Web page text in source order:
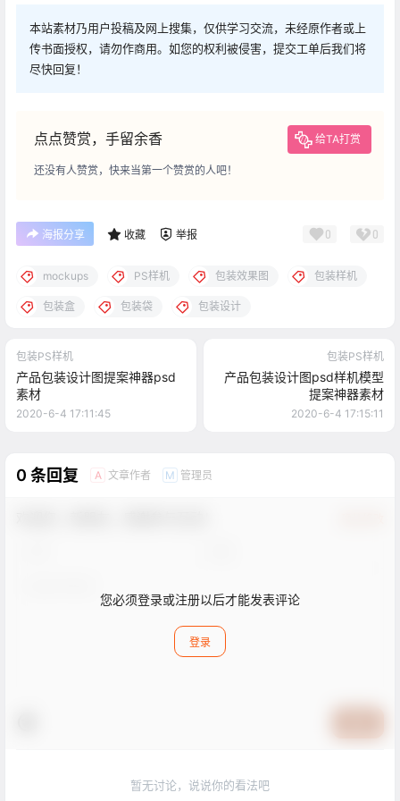
本站素材乃用户投稿及网上搜集，仅供学习交流，未经原作者或上
传书面授权，请勿作商用。如您的权利被侵害，提交工单后我们将
尽快回复！
点点赞赏，手留余香 给TA打赏
还没有人赞赏，快来当第一个赞赏的人吧！
海报分享 收藏 举报 0 0
mockups PS样机 包装效果图 包装样机
包装盒 包装袋 包装设计
包装PS样机
产品包装设计图提案神器psd
素材
2020-6-4 17:11:45
包装PS样机
产品包装设计图psd样机模型
提案神器素材
2020-6-4 17:15:11
0 条回复 A 文章作者 M 管理员
您必须登录或注册以后才能发表评论
登录
暂无讨论，说说你的看法吧